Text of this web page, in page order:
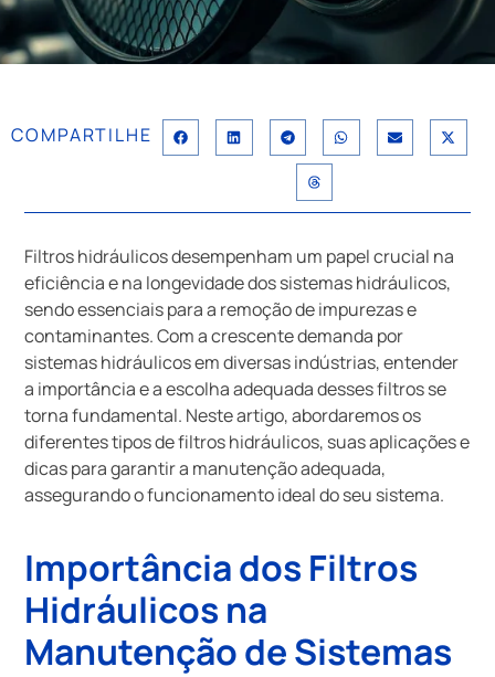
COMPARTILHE
Filtros hidráulicos desempenham um papel crucial na
eficiência e na longevidade dos sistemas hidráulicos,
sendo essenciais para a remoção de impurezas e
contaminantes. Com a crescente demanda por
sistemas hidráulicos em diversas indústrias, entender
a importância e a escolha adequada desses filtros se
torna fundamental. Neste artigo, abordaremos os
diferentes tipos de filtros hidráulicos, suas aplicações e
dicas para garantir a manutenção adequada,
assegurando o funcionamento ideal do seu sistema.
Importância dos Filtros
Hidráulicos na
Manutenção de Sistemas